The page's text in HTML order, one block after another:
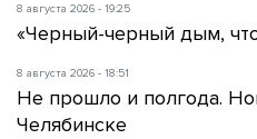
8 августа 2026 - 19:25
«Черный-черный дым,
8 августа 2026 - 18:51
Не прошло и полгода.
Челябинске